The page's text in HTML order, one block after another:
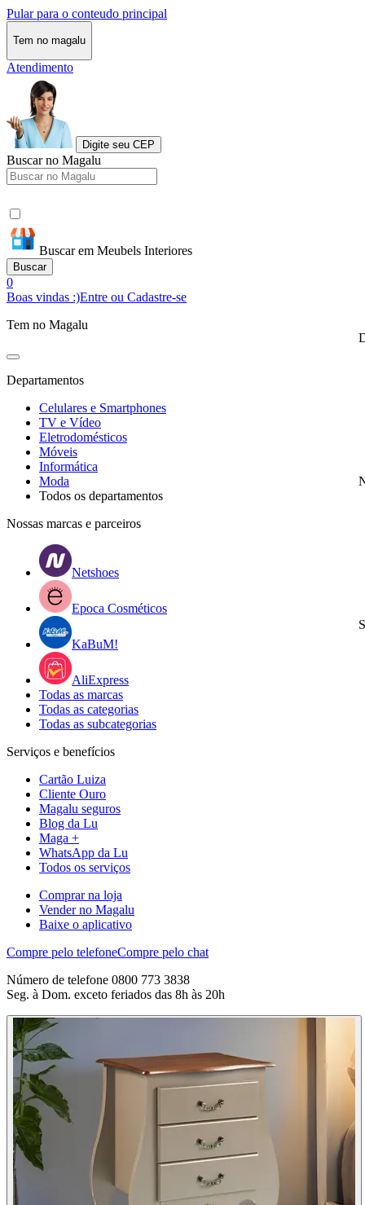
Pular para o conteudo principal
Tem no magalu
Atendimento
Digite seu CEP
Buscar no Magalu
Buscar em Meubels Interiores
Buscar
0
Boas vindas :)Entre ou Cadastre-se
Tem no Magalu
Departamentos
Celulares e Smartphones
TV e Vídeo
Eletrodomésticos
Móveis
Informática
Moda
Todos os departamentos
Nossas marcas e parceiros
Netshoes
Epoca Cosméticos
KaBuM!
AliExpress
Todas as marcas
Todas as categorias
Todas as subcategorias
Serviços e benefícios
Cartão Luiza
Cliente Ouro
Magalu seguros
Blog da Lu
Maga +
WhatsApp da Lu
Todos os serviços
Comprar na loja
Vender no Magalu
Baixe o aplicativo
Compre pelo telefoneCompre pelo chat
Número de telefone 0800 773 3838
Seg. à Dom. exceto feriados das 8h às 20h